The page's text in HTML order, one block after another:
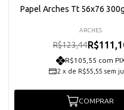
Papel Arches Tt 56x76
ARCHES
R$123,44
R$105,55 com
2 x de R$55,55 sem
COMPRAR